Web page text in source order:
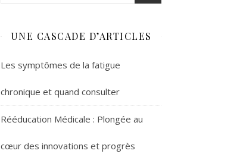
UNE CASCADE D’ARTICLES
Les symptômes de la fatigue
chronique et quand consulter
Rééducation Médicale : Plongée au
cœur des innovations et progrès